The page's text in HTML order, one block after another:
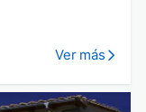
Ver más